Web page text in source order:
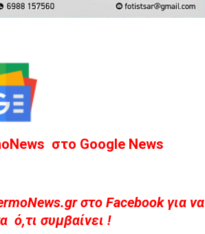
στο Google News
στο Facebook για να
ό,τι συμβαίνει !